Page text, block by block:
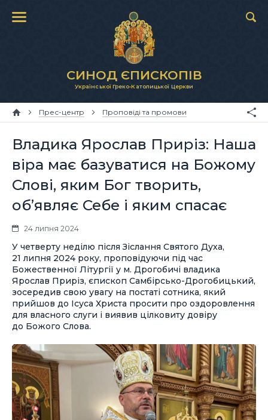
СИНОД ЄПИСКОПІВ
Української Греко-Католицької Церкви
Прес-центр Проповіді та промови
Владика Ярослав Приріз: Наша
віра має базуватися на Божому
Слові, яким Бог творить,
об’являє Себе і яким спасає
24 липня 2024
У четверту неділю після Зіслання Святого Духа,
21 липня 2024 року, проповідуючи під час
Божественної Літургії у м. Дрогобичі владика
Ярослав Приріз, єпископ Самбірсько-Дрогобицький,
зосередив свою увагу на постаті сотника, який
прийшов до Ісуса Христа просити про оздоровлення
для власного слуги і виявив цілковиту довіру
до Божого Слова.